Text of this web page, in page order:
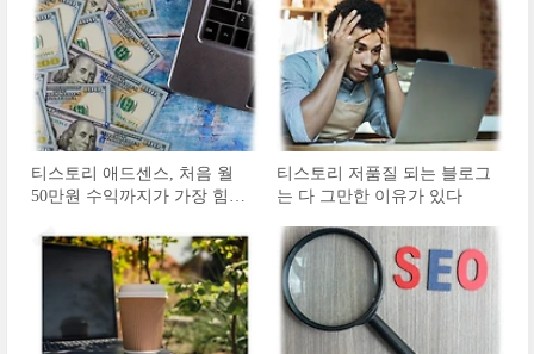
티스토리 애드센스, 처음 월
50만원 수익까지가 가장 힘들
티스토리 저품질 되는 블로그
는 다 그만한 이유가 있다